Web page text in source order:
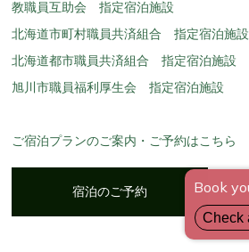
教職員互助会 指定宿泊施設
北海道市町村職員共済組合 指定宿泊施設
北海道都市職員共済組合 指定宿泊施設
旭川市職員福利厚生会 指定宿泊施設
ご宿泊プランのご案内・ご予約はこちら
宿泊のご予約